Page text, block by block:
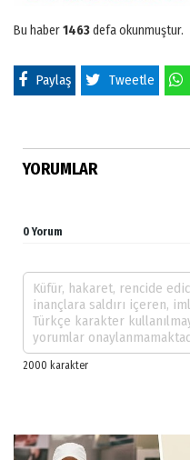
Bu haber1463defa okunmuştur.
Paylaş Tweetle
YORUMLAR
0 Yorum